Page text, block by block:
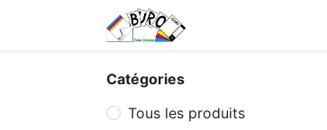
Catégories
Tous les produits